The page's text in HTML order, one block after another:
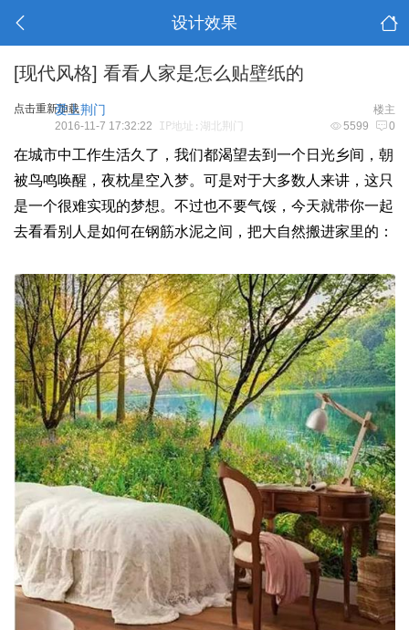
设计效果
[现代风格] 看看人家是怎么贴壁纸的
点击重新加载 楼主
爱上荆门
5599 0
2016-11-7 17:32:22 IP地址:湖北荆门
在城市中工作生活久了，我们都渴望去到一个日光乡间，朝
被鸟鸣唤醒，夜枕星空入梦。可是对于大多数人来讲，这只
是一个很难实现的梦想。不过也不要气馁，今天就带你一起
去看看别人是如何在钢筋水泥之间，把大自然搬进家里的：